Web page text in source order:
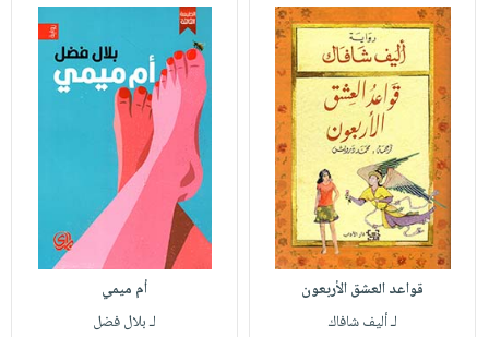
قواعد العشق الأربعون
لـ أليف شافاك
أم ميمي
لـ بلال فضل